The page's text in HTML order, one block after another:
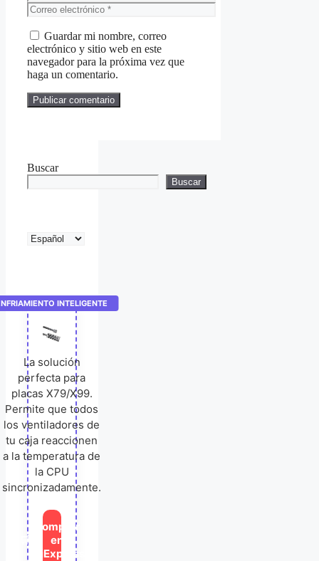
Correo
electrónico
Guardar mi nombre, correo
electrónico y sitio web en este
navegador para la próxima vez que
haga un comentario.
Buscar
Buscar
Elegir
INTELIGENTE
La solución
perfecta para
placas X79/X99.
Permite que todos
los ventiladores de
tu caja reaccionen
a la temperatura de
la CPU
sincronizadamente.
🛒
Comprar
en
AliExpress